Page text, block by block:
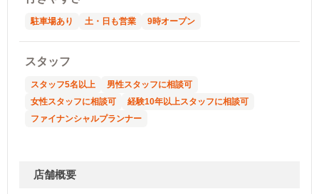
駐車場あり 土・日も営業 9時オープン
スタッフ
スタッフ5名以上
男性スタッフに相談可
女性スタッフに相談可
経験10年以上スタッフに相談可
ファイナンシャルプランナー
店舗概要